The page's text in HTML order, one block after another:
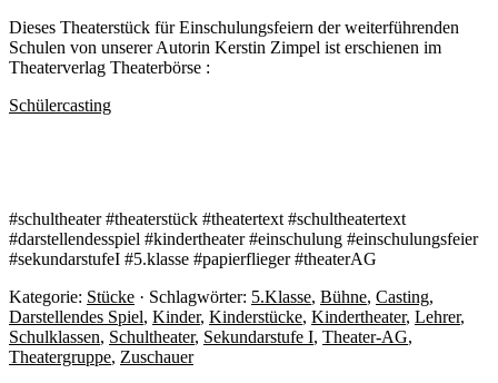
Dieses Theaterstück für Einschulungsfeiern der weiterführenden
Schulen von unserer Autorin Kerstin Zimpel ist erschienen im
Theaterverlag Theaterbörse :
Schülercasting
#schultheater #theaterstück #theatertext #schultheatertext
#darstellendesspiel #kindertheater #einschulung #einschulungsfeier
#sekundarstufeI #5.klasse #papierflieger #theaterAG
Kategorie: Stücke · Schlagwörter: 5.Klasse, Bühne, Casting,
Darstellendes Spiel, Kinder, Kinderstücke, Kindertheater, Lehrer,
Schulklassen, Schultheater, Sekundarstufe I, Theater-AG,
Theatergruppe, Zuschauer